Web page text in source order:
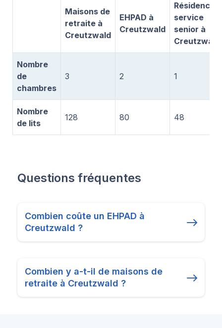
Maisons de
retraite à
Creutzwald
EHPAD à
Creutzwald
Résidence
service
senior à
Creutzwald
Nombre
de
chambres
3 2 1
Nombre
de lits
128 80 48
Questions fréquentes
Combien coûte un EHPAD à
Creutzwald ?
Combien y a-t-il de maisons de
retraite à Creutzwald ?